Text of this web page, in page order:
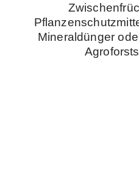
Mineraldünger